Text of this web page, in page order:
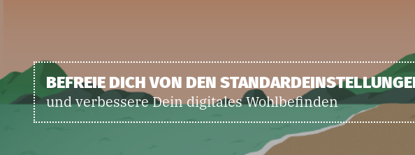
BEFREIE DICH VON DEN
und verbessere Dein digitales Wohlbefinden